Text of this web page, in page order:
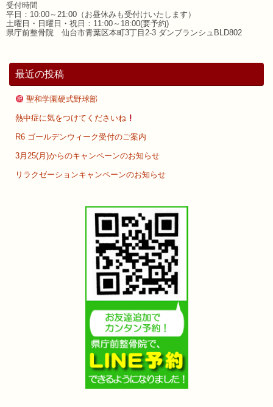
受付時間
平日：10:00～21:00（お昼休みも受付けいたします）
土曜日・日曜日・祝日：11:00～18:00(要予約)
県庁前整骨院 仙台市青葉区本町3丁目2-3 ダンブランシュBLD802
最近の投稿
聖和学園硬式野球部
熱中症に気をつけてくださいね
R6 ゴールデンウィーク受付のご案内
3月25(月)からのキャンペーンのお知らせ
リラクゼーションキャンペーンのお知らせ